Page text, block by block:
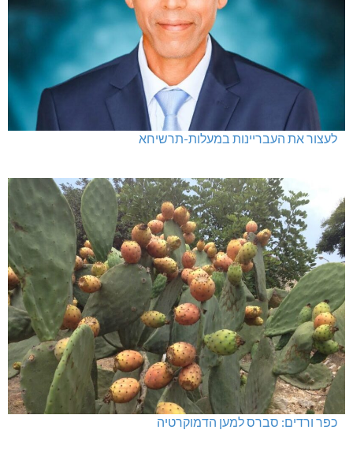
לעצור את העבריינות במעלות-תרשיחא
כפר ורדים: סברס למען הדמוקרטיה